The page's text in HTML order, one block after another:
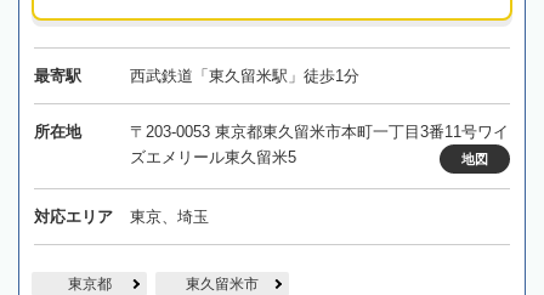
最寄駅 西武鉄道「東久留米駅」徒歩1分
所在地
〒203-0053 東京都東久留米市本町一丁目3番11号ワイ
ズエメリール東久留米5
地図
対応エリア 東京、埼玉
東京都 東久留米市